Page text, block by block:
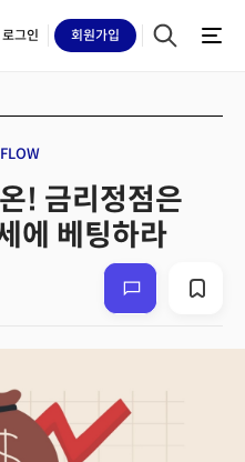
로그인 회원가입
! 금리정점은
에 베팅하라